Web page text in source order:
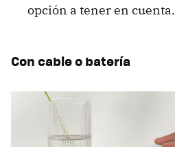
opción a tener en cuenta.
Con cable o batería